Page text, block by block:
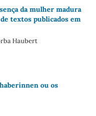
da mulher madura
textos publicados em
Haubert
ou os